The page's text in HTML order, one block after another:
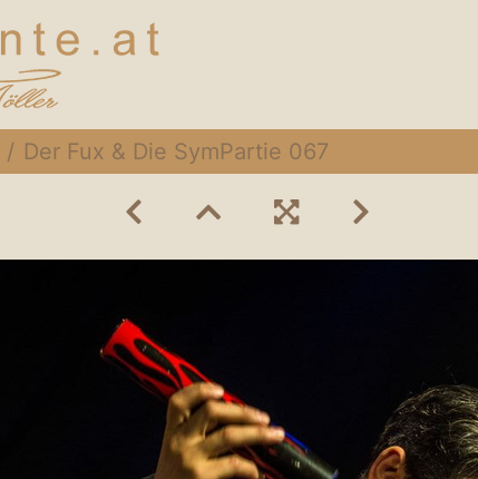
Der Fux & Die SymPartie 067